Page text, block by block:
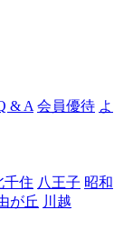
& A 会員優待 よ
千住 八王子 昭和
が丘 川越